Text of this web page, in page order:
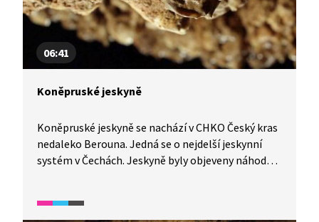
06:41
Koněpruské jeskyně
Koněpruské jeskyně se nachází v CHKO Český kras
nedaleko Berouna. Jedná se o nejdelší jeskynní
systém v Čechách. Jeskyně byly objeveny náhodou,
objeveny zvířecí a lidské kosti z období pravěku.